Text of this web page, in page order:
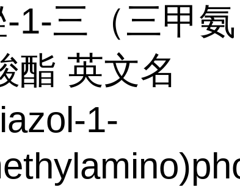
1-三（三甲氨
酯 英文名
1-